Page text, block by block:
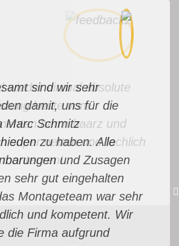
sind wir sehr
damit, uns für die
Marc Schmitz
zu haben. Alle
und Zusagen
sehr gut eingehalten
Montageteam war sehr
und kompetent. Wir
die Firma aufgrund
wieder einmal absolute
heute vom
herrn baarz und
super netten und fachlich